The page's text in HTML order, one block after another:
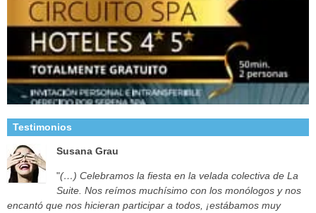
Testimonios
Susana Grau
"(…) Celebramos la fiesta en la velada colectiva de La
Suite. Nos reímos muchísimo con los monólogos y nos
encantó que nos hicieran participar a todos, ¡estábamos muy